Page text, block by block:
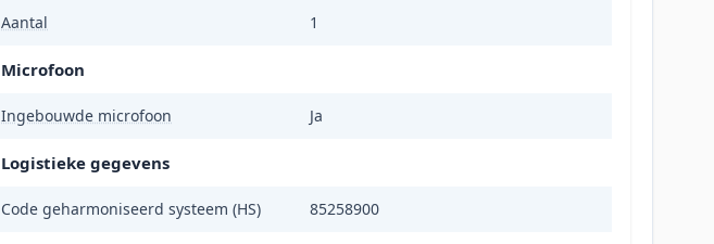
Aantal 1
Microfoon
Ingebouwde microfoon Ja
Logistieke gegevens
Code geharmoniseerd systeem (HS) 85258900